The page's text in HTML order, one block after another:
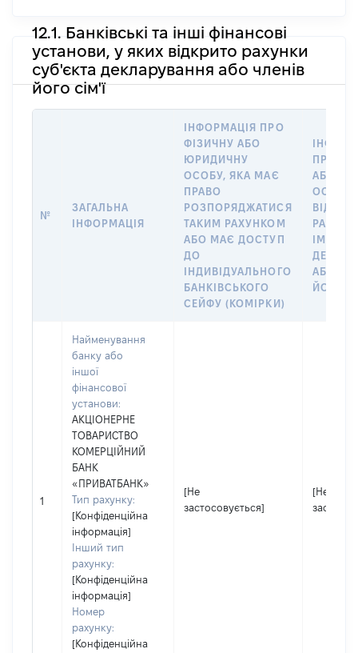
12.1. Банківські та інші фінансові
установи, у яких відкрито рахунки
суб'єкта декларування або членів
його сім'ї
№
ЗАГАЛЬНА
ІНФОРМАЦІЯ
ІНФОРМАЦІЯ ПРО
ФІЗИЧНУ АБО
ЮРИДИЧНУ
ОСОБУ, ЯКА МАЄ
ПРАВО
РОЗПОРЯДЖАТИСЯ
ТАКИМ РАХУНКОМ
АБО МАЄ ДОСТУП
ДО
ІНДИВІДУАЛЬНОГО
БАНКІВСЬКОГО
СЕЙФУ (КОМІРКИ)
ПРО
АБО
ОСОБУ,
ІМ’Я
АБО
ЙОГО
1
Найменування
банку або
іншої
фінансової
установи:
АКЦІОНЕРНЕ
ТОВАРИСТВО
КОМЕРЦІЙНИЙ
БАНК
«ПРИВАТБАНК»
Тип рахунку:
[Конфіденційна
інформація]
Інший тип
рахунку:
[Конфіденційна
інформація]
Номер
рахунку:
[Конфіденційна
[Не
застосовується]
[Не